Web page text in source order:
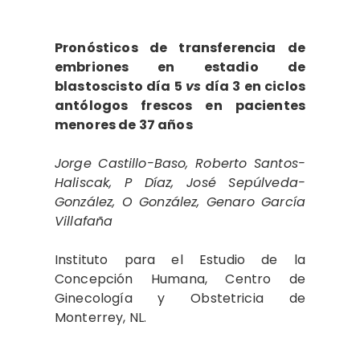
Pronósticos de transferencia de
embriones en estadio de
blastoscisto día 5 vs día 3 en ciclos
antólogos frescos en pacientes
menores de 37 años
Jorge Castillo-Baso, Roberto Santos-
Haliscak, P Díaz, José Sepúlveda-
González, O González, Genaro García
Villafaña
Instituto para el Estudio de la
Concepción Humana, Centro de
Ginecología y Obstetricia de
Monterrey, NL.